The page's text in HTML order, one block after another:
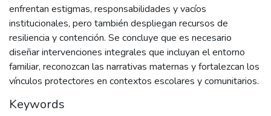
enfrentan estigmas, responsabilidades y vacíos
institucionales, pero también despliegan recursos de
resiliencia y contención. Se concluye que es necesario
diseñar intervenciones integrales que incluyan el entorno
familiar, reconozcan las narrativas maternas y fortalezcan los
vínculos protectores en contextos escolares y comunitarios.
Keywords